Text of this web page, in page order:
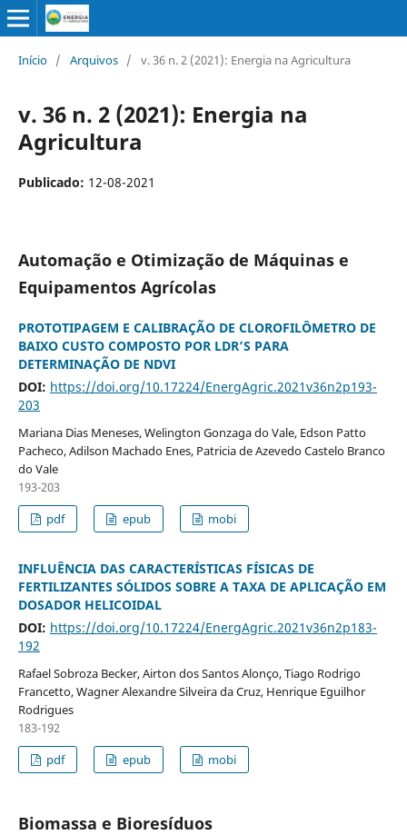
Início / Arquivos / v. 36 n. 2 (2021): Energia na Agricultura
v. 36 n. 2 (2021): Energia na
Agricultura
Publicado: 12-08-2021
Automação e Otimização de Máquinas e
Equipamentos Agrícolas
PROTOTIPAGEM E CALIBRAÇÃO DE CLOROFILÔMETRO DE
BAIXO CUSTO COMPOSTO POR LDR’S PARA
DETERMINAÇÃO DE NDVI
DOI: https://doi.org/10.17224/EnergAgric.2021v36n2p193-
203
Mariana Dias Meneses, Welington Gonzaga do Vale, Edson Patto
Pacheco, Adilson Machado Enes, Patricia de Azevedo Castelo Branco
do Vale
193-203
pdf
epub mobi
INFLUÊNCIA DAS CARACTERÍSTICAS FÍSICAS DE
FERTILIZANTES SÓLIDOS SOBRE A TAXA DE APLICAÇÃO EM
DOSADOR HELICOIDAL
DOI: https://doi.org/10.17224/EnergAgric.2021v36n2p183-
192
Rafael Sobroza Becker, Airton dos Santos Alonço, Tiago Rodrigo
Francetto, Wagner Alexandre Silveira da Cruz, Henrique Eguilhor
Rodrigues
183-192
pdf
epub mobi
Biomassa e Bioresíduos